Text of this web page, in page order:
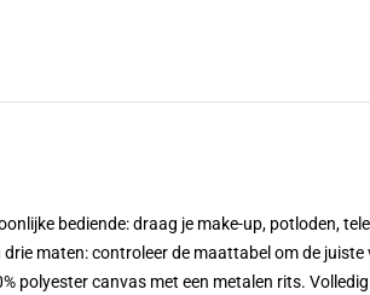
bediende: draag je make-up, potloden,
maten: controleer de maattabel om de juiste
polyester canvas met een metalen rits.